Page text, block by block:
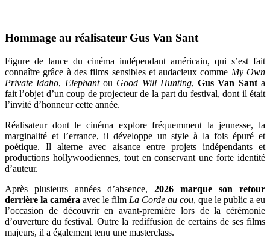
Hommage au réalisateur Gus Van Sant
Figure de lance du cinéma indépendant américain, qui s’est fait
connaître grâce à des films sensibles et audacieux comme My Own
Private Idaho, Elephantou Good Will Hunting,Gus Van Santa
fait l’objet d’un coup de projecteur de la part du festival, dont il était
l’invité d’honneur cette année.
Réalisateur dont le cinéma explore fréquemment la jeunesse, la
marginalité et l’errance, il développe un style à la fois épuré et
poétique. Il alterne avec aisance entre projets indépendants et
productions hollywoodiennes, tout en conservant une forte identité
d’auteur.
Après plusieurs années d’absence, 2026 marque son retour
derrière la caméra avec le film La Corde au cou, que le public a eu
l’occasion de découvrir en avant‑première lors de la cérémonie
d’ouverture du festival. Outre la rediffusion de certains de ses films
majeurs, il a également tenu une masterclass.